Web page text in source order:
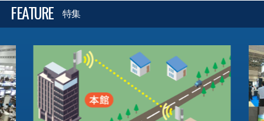
FEATURE 特集